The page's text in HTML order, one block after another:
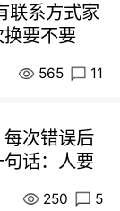
联系方式家
要不要
565 11
次错误后
话：人要
250 5